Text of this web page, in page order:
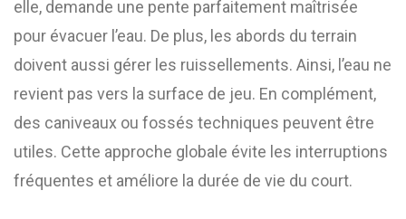
elle, demande une pente parfaitement maîtrisée
pour évacuer l’eau. De plus, les abords du terrain
doivent aussi gérer les ruissellements. Ainsi, l’eau ne
revient pas vers la surface de jeu. En complément,
des caniveaux ou fossés techniques peuvent être
utiles. Cette approche globale évite les interruptions
fréquentes et améliore la durée de vie du court.